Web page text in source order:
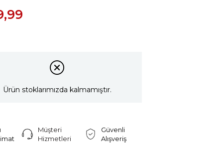
Ürün stoklarımızda kalmamıştır.
Müşteri
Hizmetleri
Güvenli
Alışveriş